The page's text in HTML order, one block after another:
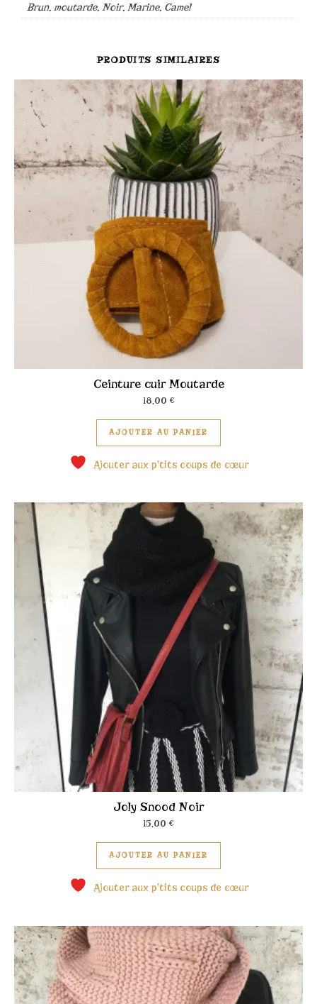
Brun, moutarde, Noir, Marine, Camel
PRODUITS SIMILAIRES
Ceinture cuir Moutarde
18,00 €
AJOUTER AU PANIER
Ajouter aux p'tits coups de cœur
Joly Snood Noir
15,00 €
AJOUTER AU PANIER
Ajouter aux p'tits coups de cœur